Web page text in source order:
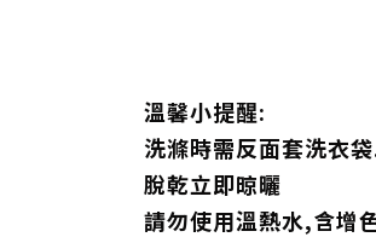
溫馨小提醒:
洗滌時需反面套洗衣
脫乾立即晾曬
請勿使用溫熱水,含增